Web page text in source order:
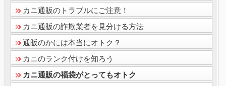
カニ通販のトラブルにご注意！
カニ通販の詐欺業者を見分ける方法
通販のかには本当にオトク？
カニのランク付けを知ろう
カニ通販の福袋がとってもオトク